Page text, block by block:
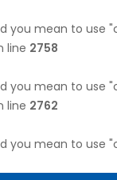
you mean to use
line 2758
you mean to use
line 2762
you mean to use